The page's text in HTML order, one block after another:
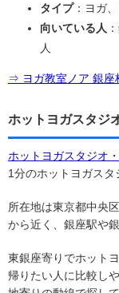
タイプ：ヨガ
向いている人
人
⇒ ヨガ教室ノア 銀座
ホットヨガスタジ
ホットヨガスタジオ
1分のホットヨガスタ
所在地は東京都中央
から近く、銀座駅や
東銀座寄りでホット
帰りたい人に比較し